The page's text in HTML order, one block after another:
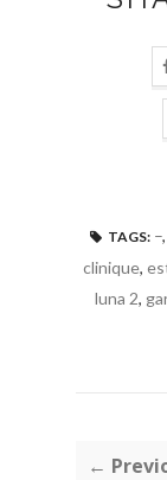
TAGS: –,
clinique,
luna 2,
←